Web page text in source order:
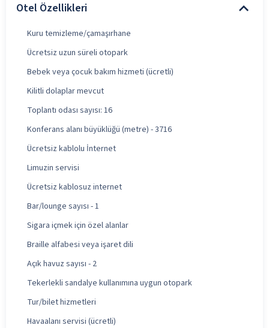
Otel Özellikleri
Kuru temizleme/çamaşırhane
Ücretsiz uzun süreli otopark
Bebek veya çocuk bakım hizmeti (ücretli)
Kilitli dolaplar mevcut
Toplantı odası sayısı: 16
Konferans alanı büyüklüğü (metre) - 3716
Ücretsiz kablolu İnternet
Limuzin servisi
Ücretsiz kablosuz internet
Bar/lounge sayısı - 1
Sigara içmek için özel alanlar
Braille alfabesi veya işaret dili
Açık havuz sayısı - 2
Tekerlekli sandalye kullanımına uygun otopark
Tur/bilet hizmetleri
Havaalanı servisi (ücretli)